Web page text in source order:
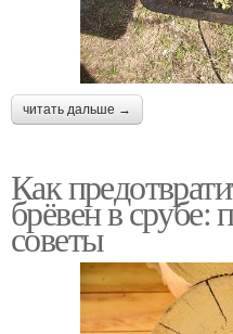
читать дальше →
Как
брёвен в срубе:
советы